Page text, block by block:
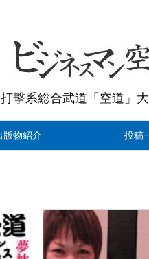
打撃系総合武道「空道」
版物紹介 投稿